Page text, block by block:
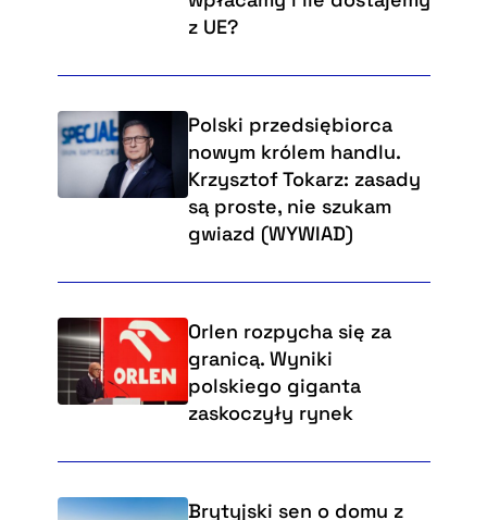
z UE?
Polski przedsiębiorca
nowym królem handlu.
Krzysztof Tokarz: zasady
są proste, nie szukam
gwiazd (WYWIAD)
Orlen rozpycha się za
granicą. Wyniki
polskiego giganta
zaskoczyły rynek
Brytyjski sen o domu z